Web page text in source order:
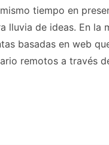
tiempo en
de ideas. En la
basadas en web
remotos a través